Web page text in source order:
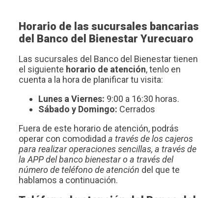
Horario de las sucursales bancarias
del Banco del Bienestar Yurecuaro
Las sucursales del Banco del Bienestar tienen
el siguiente horario de atención, tenlo en
cuenta a la hora de planificar tu visita:
Lunes a Viernes: 9:00 a 16:30 horas.
Sábado y Domingo: Cerrados
Fuera de este horario de atención, podrás
operar con comodidad a través de los cajeros
para realizar operaciones sencillas, a través de
la APP del banco bienestar o a través del
número de teléfono de atención del que te
hablamos a continuación.